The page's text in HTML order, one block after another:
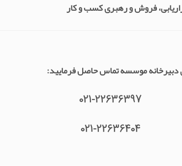
فروش و رهبری کسب و کار
موسسه تماس حاصل فرمایید:
021-22636397
021-22636404